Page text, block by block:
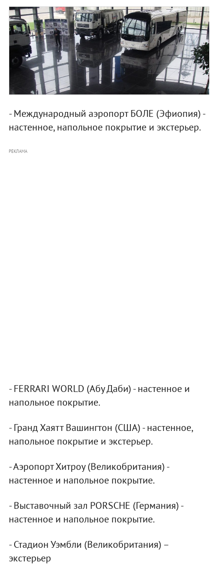
- Международный аэропорт БОЛЕ (Эфиопия) -
настенное, напольное покрытие и экстерьер.
РЕКЛАМА
- FERRARI WORLD (Абу Даби) - настенное и
напольное покрытие.
- Гранд Хаятт Вашингтон (США) - настенное,
напольное покрытие и экстерьер.
- Аэропорт Хитроу (Великобритания) -
настенное и напольное покрытие.
- Выставочный зал PORSCHE (Германия) -
настенное и напольное покрытие.
- Стадион Уэмбли (Великобритания) –
экстерьер